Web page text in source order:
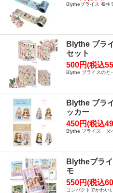
Blytheブライス 養生
Blythe ブラ
セット
500円(税込
Blythe ブライスのと
Blythe ブラ
ッカー
450円(税込
Blythe ブライス ダ
Blytheブラ
モ
550円(税込
コンパクトでかわい